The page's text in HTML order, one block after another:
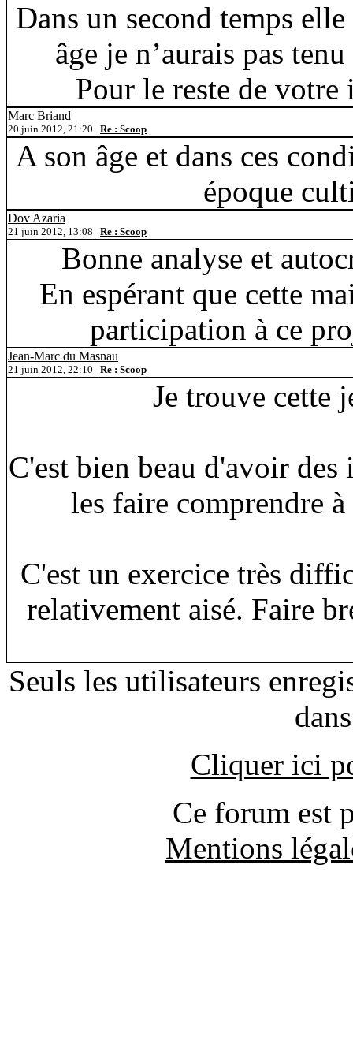
Dans un second temps
âge je n’aurais pas
Pour le reste de
Marc Briand
20 juin 2012, 21:20 Re : Scoop
A son âge et dans ces
époque
Dov Azaria
21 juin 2012, 13:08 Re : Scoop
Bonne analyse et
En espérant que cette
participation à ce
Jean-Marc du Masnau
21 juin 2012, 22:10 Re : Scoop
Je trouve cette
C'est bien beau d'avoir
les faire comprendre
C'est un exercice très
relativement aisé. Faire
Seuls les utilisateurs
Cliquer ici
Ce forum est
Mentions